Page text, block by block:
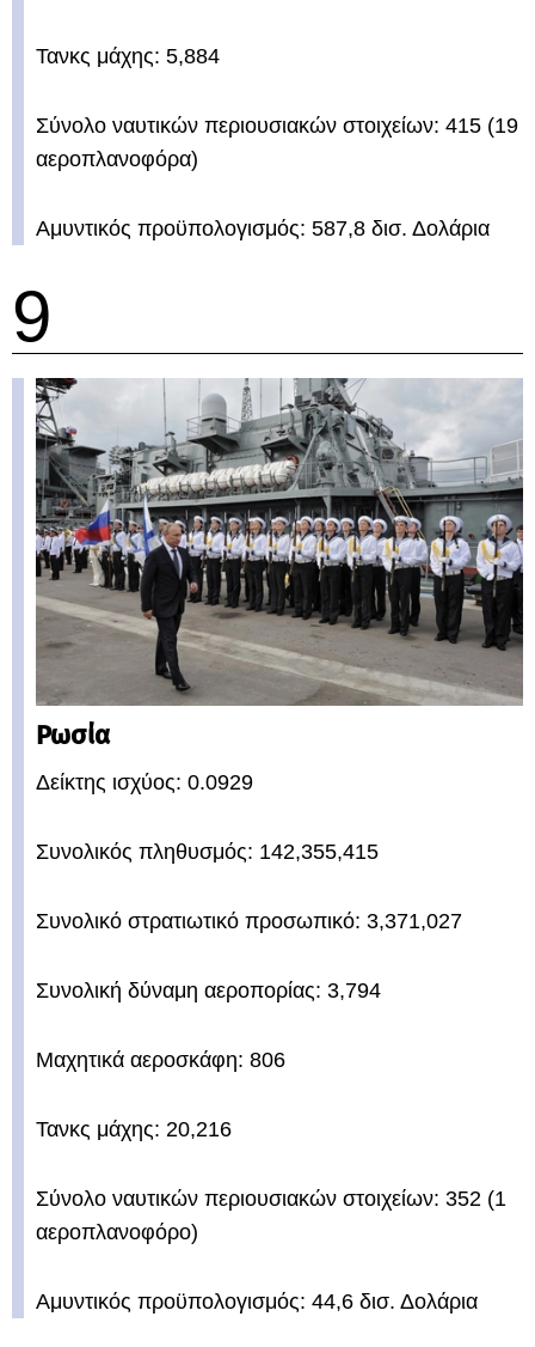
Τανκς μάχης: 5,884
Σύνολο ναυτικών περιουσιακών στοιχείων: 415 (19
αεροπλανοφόρα)
Αμυντικός προϋπολογισμός: 587,8 δισ. Δολάρια
9
Ρωσία
Δείκτης ισχύος: 0.0929
Συνολικός πληθυσμός: 142,355,415
Συνολικό στρατιωτικό προσωπικό: 3,371,027
Συνολική δύναμη αεροπορίας: 3,794
Μαχητικά αεροσκάφη: 806
Τανκς μάχης: 20,216
Σύνολο ναυτικών περιουσιακών στοιχείων: 352 (1
αεροπλανοφόρο)
Αμυντικός προϋπολογισμός: 44,6 δισ. Δολάρια